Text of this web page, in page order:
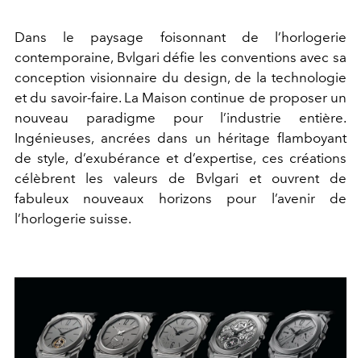
Dans le paysage foisonnant de l’horlogerie
contemporaine, Bvlgari défie les conventions avec sa
conception visionnaire du design, de la technologie
et du savoir-faire. La Maison continue de proposer un
nouveau paradigme pour l’industrie entière.
Ingénieuses, ancrées dans un héritage flamboyant
de style, d’exubérance et d’expertise, ces créations
célèbrent les valeurs de Bvlgari et ouvrent de
fabuleux nouveaux horizons pour l’avenir de
l’horlogerie suisse.